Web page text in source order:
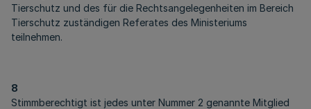
Tierschutz und des für die Rechtsangelegenheiten im Bereich
Tierschutz zuständigen Referates des Ministeriums
teilnehmen.
8
Stimmberechtigt ist jedes unter Nummer 2 genannte Mitglied